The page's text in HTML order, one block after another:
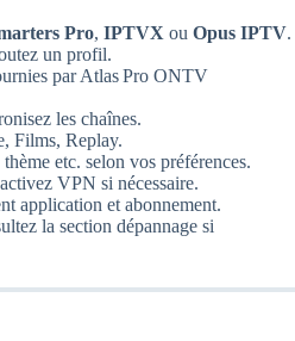
Pro, IPTVX ou Opus IPTV.
un profil.
par Atlas Pro ONTV
les chaînes.
Films, Replay.
etc. selon vos préférences.
VPN si nécessaire.
application et abonnement.
la section dépannage si